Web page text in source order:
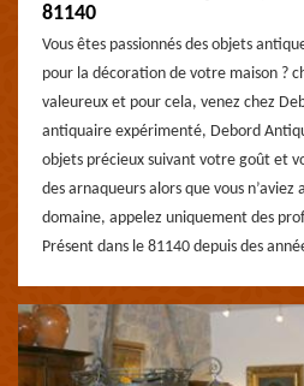
81140
Vous êtes passionnés des objets
pour la décoration de votre maison ?
valeureux et pour cela, venez chez
antiquaire expérimenté, Debord
objets précieux suivant votre goût et
des arnaqueurs alors que vous n’aviez
domaine, appelez uniquement des
Présent dans le 81140 depuis des